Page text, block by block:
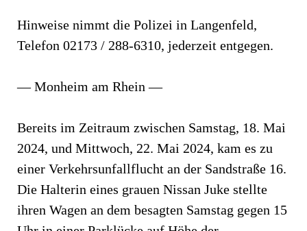
Hinweise nimmt die Polizei in Langenfeld,
Telefon 02173 / 288-6310, jederzeit entgegen.
— Monheim am Rhein —
Bereits im Zeitraum zwischen Samstag, 18. Mai
2024, und Mittwoch, 22. Mai 2024, kam es zu
einer Verkehrsunfallflucht an der Sandstraße 16.
Die Halterin eines grauen Nissan Juke stellte
ihren Wagen an dem besagten Samstag gegen 15